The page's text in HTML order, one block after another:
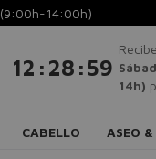
(9:00h-14:00h)
12 : 28 :58
14h)
CABELLO ASEO